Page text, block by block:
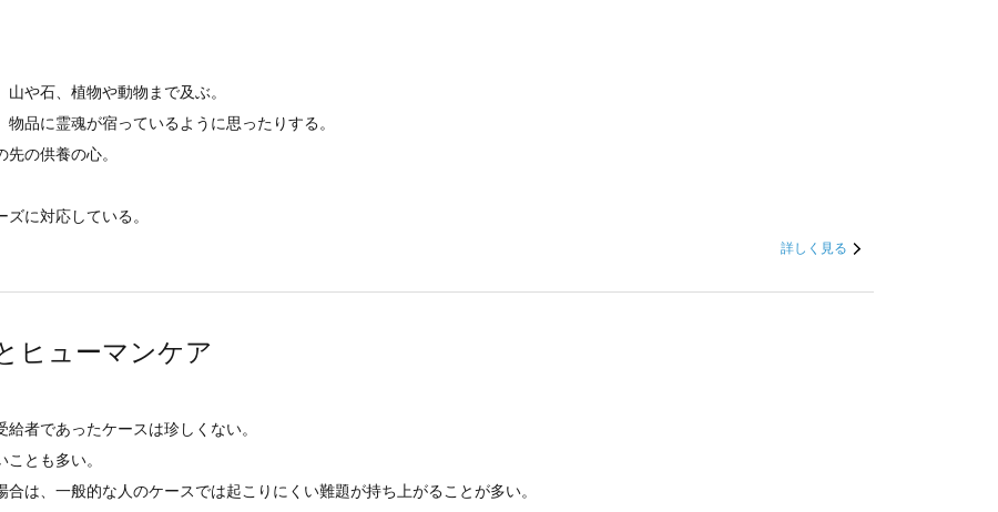
や石、植物や動物まで及ぶ。
品に霊魂が宿っているように思ったりする。
の供養の心。
に対応している。
詳しく見る
ヒューマンケア
者であったケースは珍しくない。
とも多い。
は、一般的な人のケースでは起こりにくい難題が持ち上がることが多い。